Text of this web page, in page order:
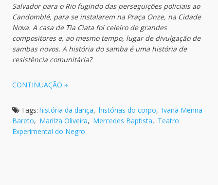
Salvador para o Rio fugindo das perseguições policiais ao
Candomblé, para se instalarem na Praça Onze, na Cidade
Nova. A casa de Tia Ciata foi celeiro de grandes
compositores e, ao mesmo tempo, lugar de divulgação de
sambas novos. A história do samba é uma história de
resistência comunitária?
CONTINUAÇÃO
Tags: história da dança, histórias do corpo, Ivana Menna
Bareto, Marilza Oliveira, Mercedes Baptista, Teatro
Experimental do Negro